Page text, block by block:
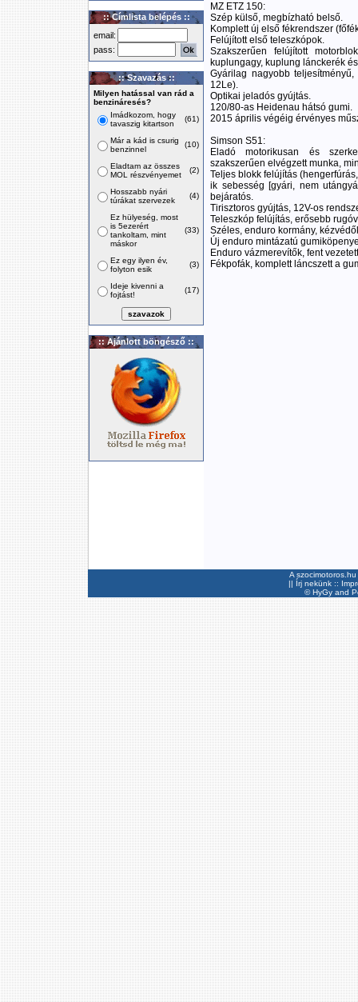
:: Címlista belépés ::
email:
pass:
:: Szavazás ::
Milyen hatással van rád a
benzináresés?
Imádkozom, hogy
tavaszig kitartson
(61)
Már a kád is csurig
benzinnel
(10)
Eladtam az összes
MOL részvényemet
(2)
Hosszabb nyári
túrákat szervezek
(4)
Ez hülyeség, most
is 5ezerért
tankoltam, mint
máskor
(33)
Ez egy ilyen év,
folyton esik
(3)
Ideje kivenni a
fojtást!
(17)
:: Ajánlott böngésző ::
MZ ETZ 150:
Szép külső, megbízható belső.
Komplett új első fékrendszer
Felújított első teleszkópok.
Szakszerűen felújított
kuplungagy, kuplung lánckerék
Gyárilag nagyobb
12Le).
Optikai jeladós gyújtás.
120/80-as Heidenau hátsó gumi.
2015 április végéig érvényes
Simson S51:
Eladó motorikusan és
szakszerűen elvégzett munka,
Teljes blokk felújítás
ik sebesség [gyári, nem
bejáratós.
Tirisztoros gyújtás, 12V-os
Teleszkóp felújítás, erősebb
Széles, enduro kormány,
Új enduro mintázatú
Enduro vázmerevítők, fent
Fékpofák, komplett láncszett a
A
|| Írj nekünk ::
©HyGyand